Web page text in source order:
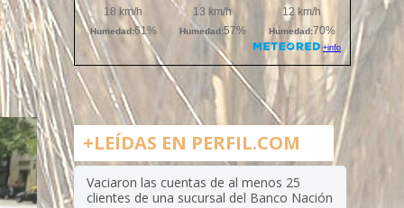
+LEÍDAS EN PERFIL.COM
Vaciaron las cuentas de al menos 25
clientes de una sucursal del Banco Nación